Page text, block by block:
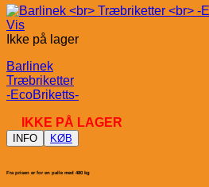
Vis
Ikke på lager
Barlinek
Træbriketter
-EcoBriketts-
IKKE PÅ LAGER
INFO KØB
Fra prisen er for en palle med 480 kg